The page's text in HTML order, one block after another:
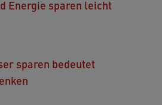
Energie sparen leicht
sparen bedeutet